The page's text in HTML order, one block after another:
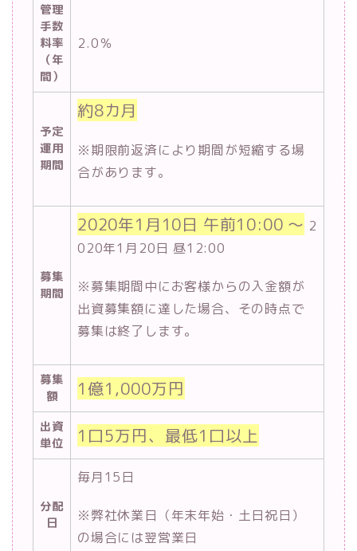
管理
手数
料率
（年
間）
2.0％
予定
運用
期間
約8カ月
※期限前返済により期間が短縮する場
合があります。
募集
期間
2020年1月10日 午前10:00 ～ 2
020年1月20日 昼12:00
※募集期間中にお客様からの入金額が
出資募集額に達した場合、その時点で
募集は終了します。
募集
額
1億1,000万円
出資
単位
1口5万円、最低1口以上
分配
日
毎月15日
※弊社休業日（年末年始・土日祝日）
の場合には翌営業日